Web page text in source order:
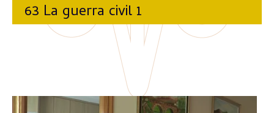
63 La guerra civil 1